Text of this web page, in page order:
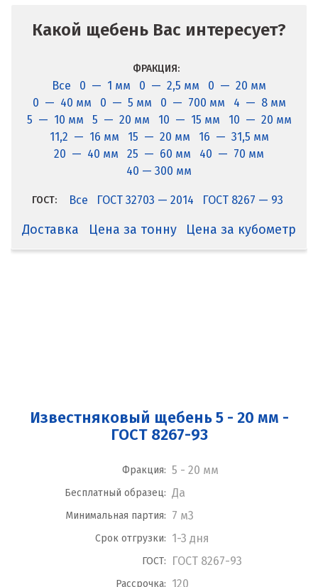
Какой щебень Вас интересует?
ФРАКЦИЯ:
Все 0 — 1 мм 0 — 2,5 мм
0 — 20 мм
0 — 40 мм
0 — 5 мм 0 — 700 мм
4 — 8 мм
5 — 10 мм
5 — 20 мм 10 — 15 мм
10 — 20 мм
11,2 — 16 мм
15 — 20 мм
16 — 31,5 мм
20 — 40 мм
25 — 60 мм
40 — 70 мм
40 — 300 мм
ГОСТ: Все ГОСТ 32703 — 2014 ГОСТ 8267 — 93
Доставка Цена за тонну Цена за кубометр
Известняковый щебень 5 - 20 мм -
ГОСТ 8267-93
Фракция: 5 - 20 мм
Бесплатный образец: Да
Минимальная партия: 7 м3
Срок отгрузки: 1-3 дня
ГОСТ: ГОСТ 8267-93
Рассрочка: 120